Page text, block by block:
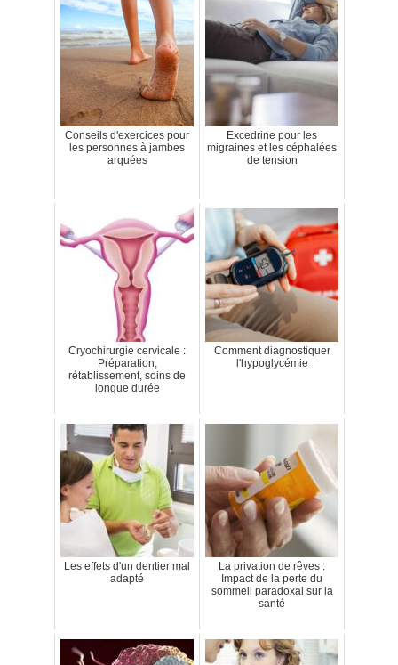
Conseils d'exercices pour
les personnes à jambes
arquées
Excedrine pour les
migraines et les céphalées
de tension
Cryochirurgie cervicale :
Préparation,
rétablissement, soins de
longue durée
Comment diagnostiquer
l'hypoglycémie
Les effets d'un dentier mal
adapté
La privation de rêves :
Impact de la perte du
sommeil paradoxal sur la
santé